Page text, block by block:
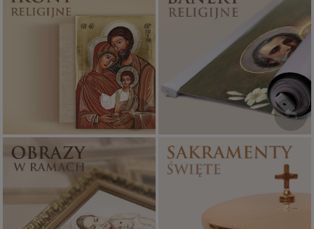
Ikony religijne
PONAD 400
WZORÓW
Banery religijne
ZOBACZ
Obrazy religijne
PIĘKNE
WZORY
Sakramenty Święte